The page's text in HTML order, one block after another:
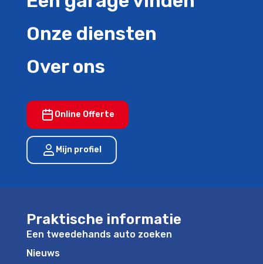
Onze diensten
Over ons
Online Offerte
Mijn profiel
Praktische informatie
Een tweedehands auto zoeken
Nieuws